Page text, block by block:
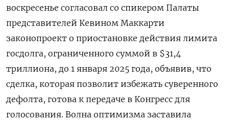
воскресенье согласовал со спикером Палаты
представителей Кевином Маккарти
законопроект о приостановке действия лимита
госдолга, ограниченного суммой в $31,4
триллиона, до 1 января 2025 года, объявив, что
сделка, которая позволит избежать суверенного
дефолта, готова к передаче в Конгресс для
голосования. Волна оптимизма заставила